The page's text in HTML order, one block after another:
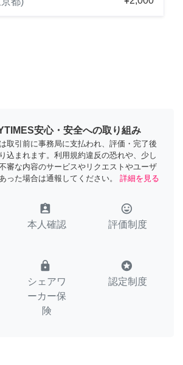
安心・安全への取り組み
取引前に事務局に支払われ、評価・完了後
込まれます。利用規約違反の恐れや、少し
審な内容のサービスやリクエストやユーザ
った場合は通報してください。
詳細を見る
assignment_ind
本人確認
tag_faces
評価制度
lock
シェアワ
ーカー保
険
stars
認定制度